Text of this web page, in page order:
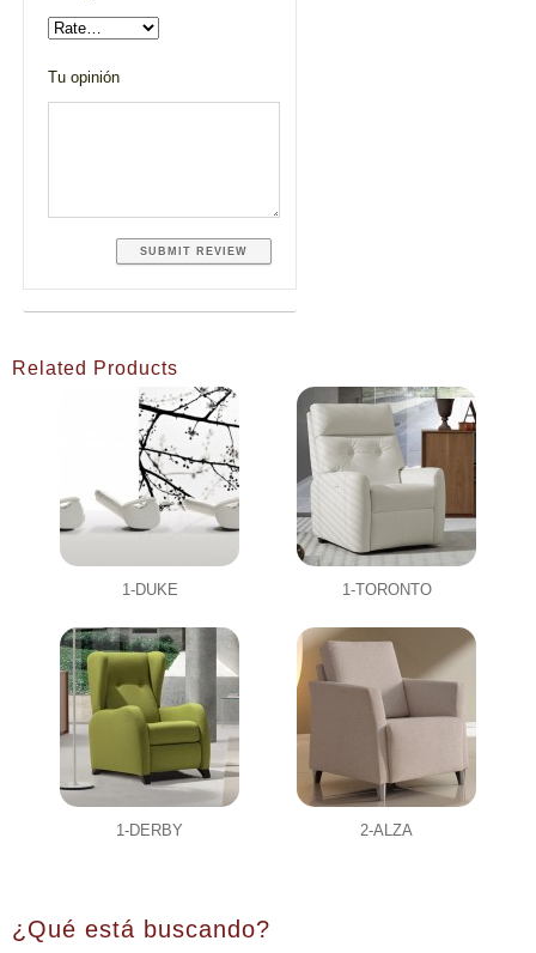
Tu opinión
Related Products
1-DUKE 1-TORONTO
1-DERBY 2-ALZA
¿Qué está buscando?